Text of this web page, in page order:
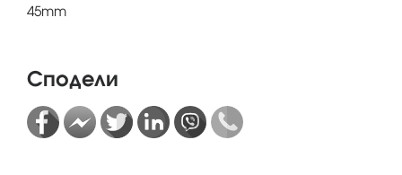
45mm
Сподели